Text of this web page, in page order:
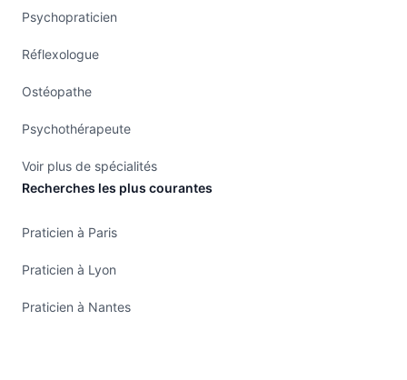
Psychopraticien
Réflexologue
Ostéopathe
Psychothérapeute
Voir plus de spécialités
Recherches les plus courantes
Praticien à Paris
Praticien à Lyon
Praticien à Nantes